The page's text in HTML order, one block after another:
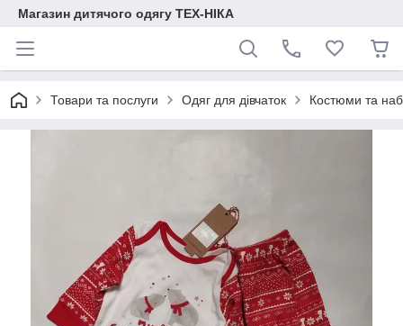
Магазин дитячого одягу ТЕХ-НІКА
Товари та послуги Одяг для дівчаток Костюми та